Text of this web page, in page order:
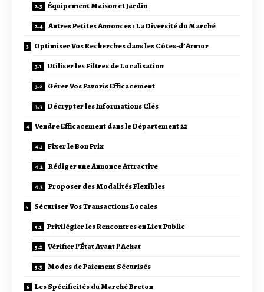
Équipement Maison et Jardin
Autres Petites Annonces : La Diversité du Marché
Optimiser Vos Recherches dans les Côtes-d’Armor
Utiliser les Filtres de Localisation
Gérer Vos Favoris Efficacement
Décrypter les Informations Clés
Vendre Efficacement dans le Département 22
Fixer le Bon Prix
Rédiger une Annonce Attractive
Proposer des Modalités Flexibles
Sécuriser Vos Transactions Locales
Privilégier les Rencontres en Lieu Public
Vérifier l’État Avant l’Achat
Modes de Paiement Sécurisés
Les Spécificités du Marché Breton